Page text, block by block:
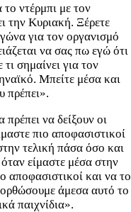
ντέρμπι με τον
την Κυριακή. Ξέρετε
για τον οργανισμό
να σας πω εγώ ότι
σημαίνει για τον
Μπείτε μέσα και
πρέπει».
να δείξουν οι
πιο αποφασιστικοί
τελική πάσα όσο και
είμαστε μέσα στην
αποφασιστικοί και να το
άμεσα αυτό το
παιχνίδια».